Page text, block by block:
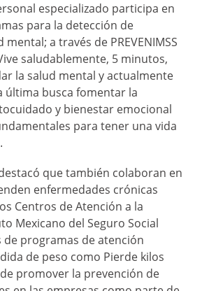
especializado participa en
para la detección de
a través de PREVENIMSS
saludablemente, 5 minutos,
la salud mental y actualmente
última busca fomentar la
y bienestar emocional
para tener una vida
que también colaboran en
enfermedades crónicas
Centros de Atención a la
Mexicano del Seguro Social
de programas de atención
de peso como Pierde kilos
promover la prevención de